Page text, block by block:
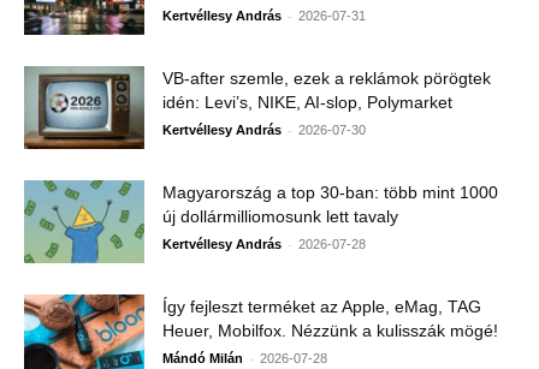
Kertvéllesy András - 2026-07-31
VB-after szemle, ezek a reklámok pörögtek
idén: Levi’s, NIKE, AI-slop, Polymarket
Kertvéllesy András - 2026-07-30
Magyarország a top 30-ban: több mint 1000
új dollármilliomosunk lett tavaly
Kertvéllesy András - 2026-07-28
Így fejleszt terméket az Apple, eMag, TAG
Heuer, Mobilfox. Nézzünk a kulisszák mögé!
Mándó Milán - 2026-07-28